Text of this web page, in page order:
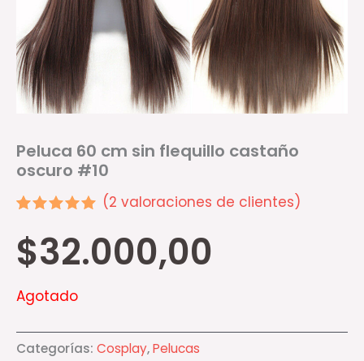
Peluca 60 cm sin flequillo castaño
oscuro #10
5.00
sobre 5
basado en
de
clientes
(2 valoraciones de clientes)
$32.000,00
Agotado
Categorías: Cosplay,Pelucas